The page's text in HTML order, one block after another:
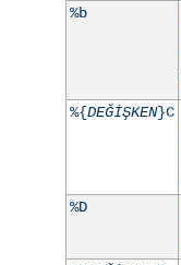
%b
%{DEĞİŞKEN}C
%D